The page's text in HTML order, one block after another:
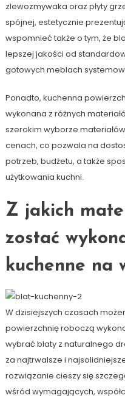
zlewozmywaka oraz płyty
spójnej, estetycznie
wspomnieć także o tym, że
lepszej jakości od
gotowych meblach
Ponadto, kuchenna
wykonana z różnych
szerokim wyborze
cenach, co pozwala na
potrzeb, budżetu, a także
użytkowania kuchni.
Z jakich
zostać
kuchenne na
W dzisiejszych czasach
powierzchnię roboczą
wybrać blaty z naturalnego
za najtrwalsze i
rozwiązanie cieszy się
wśród wymagających,